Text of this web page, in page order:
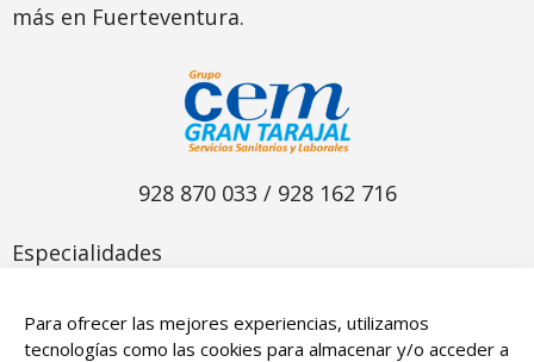
Para ofrecer las mejores experiencias, utilizamos
tecnologías como las cookies para almacenar y/o acceder a
más en Fuerteventura.
928 870 033 / 928 162 716
Especialidades​
Psicotécnicos